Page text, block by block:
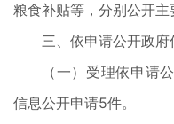
粮食补贴等，分别公开主
三、依申请公开政
（一）受理依申请
信息公开申请5件。